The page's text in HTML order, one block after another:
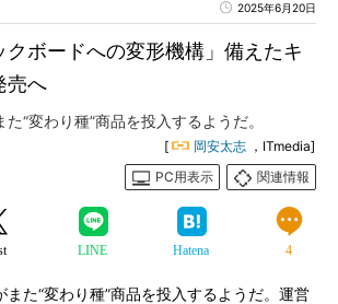
2025年6月20日
クボードへの変形機構」備えたキ
売へ
た“変わり種”商品を投入するようだ。
[ 岡安太志 ，ITmedia]
PC用表示
関連情報
LINE Hatena 4
た“変わり種”商品を投入するようだ。運営